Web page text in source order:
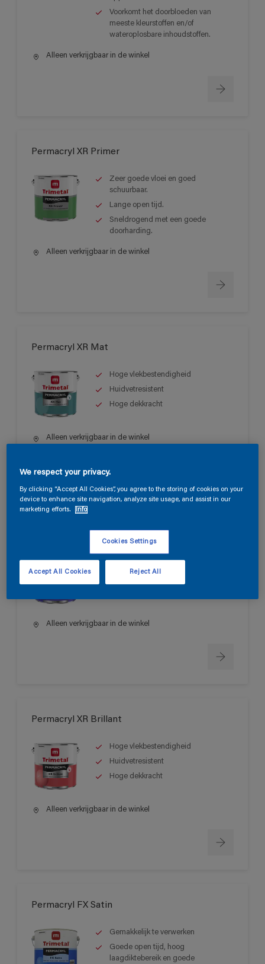
Voorkomt het doorbloeden van
meeste kleurstoffen en/of
wateroplosbare inhoudstoffen.
Alleen verkrijgbaar in de winkel
Permacryl XR Primer
Zeer goede vloei en goed
schuurbaar.
Lange open tijd.
Sneldrogend met een goede
doorharding.
Alleen verkrijgbaar in de winkel
Permacryl XR Mat
Hoge vlekbestendigheid
Huidvetresistent
Hoge dekkracht
Alleen verkrijgbaar in de winkel
Permacryl XR Satin
Hoge vlekbestendigheid
Huidvetresistent
Alleen verkrijgbaar in de winkel
Permacryl XR Brillant
Hoge vlekbestendigheid
Huidvetresistent
Hoge dekkracht
Alleen verkrijgbaar in de winkel
Permacryl FX Satin
Gemakkelijk te verwerken
Goede open tijd, hoog
laagdiktebereik en goede
We respect your privacy.
By clicking “Accept All Cookies”, you agree to the storing of cookies on your
device to enhance site navigation, analyze site usage, and assist in our
marketing efforts.
Info
Cookies Settings
Reject All
Accept All Cookies